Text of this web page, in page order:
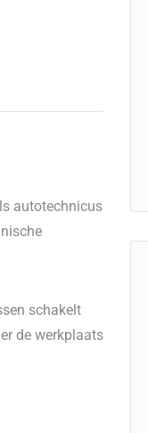
autotechnicus
schakelt
de werkplaats